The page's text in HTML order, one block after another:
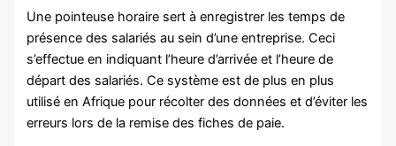
Une pointeuse horaire sert à enregistrer les temps de
présence des salariés au sein d’une entreprise. Ceci
s’effectue en indiquant l’heure d’arrivée et l’heure de
départ des salariés. Ce système est de plus en plus
utilisé en Afrique pour récolter des données et d’éviter les
erreurs lors de la remise des fiches de paie.